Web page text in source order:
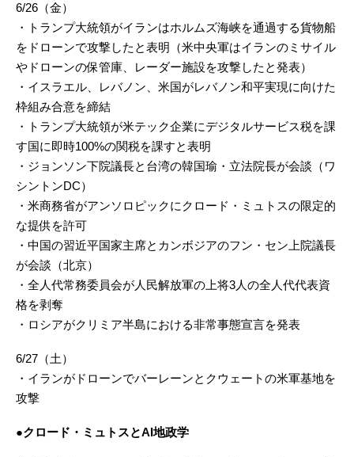
6/26（金）
・トランプ大統領がイランはホルムズ海峡を通過する貨物船
をドローンで攻撃したと表明（米中央軍はイランのミサイル
やドローンの保管庫、レーダー施設を攻撃したと発表）
・イスラエル、レバノン、米国がレバノン和平実現に向けた
枠組み合意を締結
・トランプ大統領が米テック企業にデジタルサービス税を課
す国に即時100%の関税を課すと表明
・ジョンソン下院議長と台湾の韓国瑜・立法院長が会談（ワ
シントンDC）
・米商務省がアンソロピックにクロード・ミュトスの限定的
な提供を許可
・中国の習近平国家主席とカンボジアのフン・セン上院議長
が会談（北京）
・全人代常務委員会が人民解放軍の上将3人の全人代代表資
格を剥奪
・ロシアがクリミア半島における非常事態宣言を発表
6/27（土）
・イランがドローンでバーレーンとクウェートの米軍基地を
攻撃
●クロード・ミュトスとAI地政学